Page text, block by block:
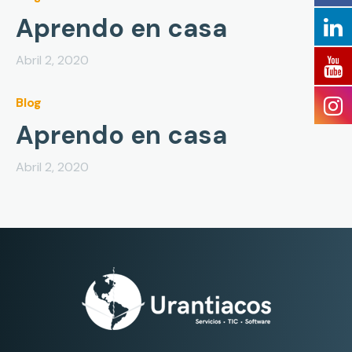
Aprendo en casa
Abril 2, 2020
Blog
Aprendo en casa
Abril 2, 2020